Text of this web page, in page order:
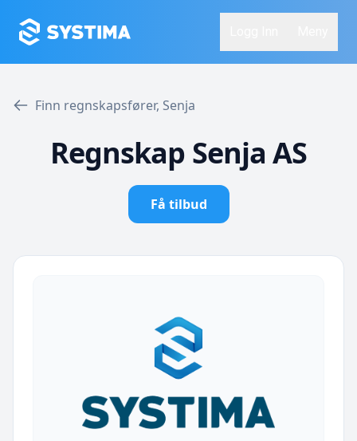
Finn regnskapsfører, Senja
Regnskap Senja AS
Få tilbud